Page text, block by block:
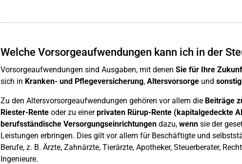
Welche Vorsorgeaufwendungen kann ich in der
Vorsorgeaufwendungen sind Ausgaben, mit denen Sie für Ihre
sich in Kranken- und Pflegeversicherung, Altersvorsorgeund
Zu den Altersvorsorgeaufwendungen gehören vor allem die Beiträge
Riester-Renteoder zu einerprivaten Rürup-Rente (kapitalgedeckte
berufsständische Versorgungseinrichtungendazu, wennsie der
Leistungen erbringen. Dies gilt vor allem für Beschäftigte und
Berufe, z. B. Ärzte, Zahnärzte, Tierärzte, Apotheker, Steuerberater,
Ingenieure.